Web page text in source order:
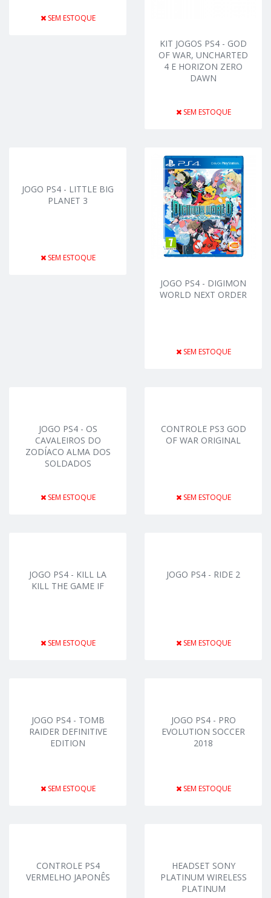
SEM ESTOQUE
KIT JOGOS PS4 - GOD
OF WAR, UNCHARTED
4 E HORIZON ZERO
DAWN
SEM ESTOQUE
JOGO PS4 - LITTLE BIG
PLANET 3
SEM ESTOQUE
JOGO PS4 - DIGIMON
WORLD NEXT ORDER
SEM ESTOQUE
JOGO PS4 - OS
CAVALEIROS DO
ZODÍACO ALMA DOS
SOLDADOS
SEM ESTOQUE
CONTROLE PS3 GOD
OF WAR ORIGINAL
SEM ESTOQUE
JOGO PS4 - KILL LA
KILL THE GAME IF
SEM ESTOQUE
JOGO PS4 - RIDE 2
SEM ESTOQUE
JOGO PS4 - TOMB
RAIDER DEFINITIVE
EDITION
SEM ESTOQUE
JOGO PS4 - PRO
EVOLUTION SOCCER
2018
SEM ESTOQUE
CONTROLE PS4
VERMELHO JAPONÊS
HEADSET SONY
PLATINUM WIRELESS
PLATINUM